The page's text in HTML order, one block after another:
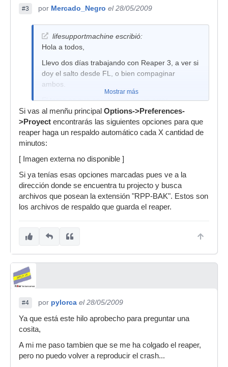
#3 por Mercado_Negro el 28/05/2009
lifesupportmachine escribió:
Hola a todos,
Llevo dos días trabajando con Reaper 3, a ver si
doy el salto desde FL, o bien compaginar
ambos.
El tema es que anoche me dio un error
(haciendo un poco el animal y cargando efectos
a diestro y siniestro en un canal) y Reaper se
cerró sin guardar los cambios en el proyecto.
Intenté encontrar la manera de recuperar el
proyecto desde algún archivo temporal/copia de
y no me quedó más que abrir de nuevo el
proyecto, y claro los últimos cambios que realicé
antes del cuelgue no se encontraban allí.
fallo en el programa?
Saludos.
Mostrar más
Si vas al menñu principal Options->Preferences-
>Proyect encontrarás las siguientes opciones para que
reaper haga un respaldo automático cada X cantidad de
minutos:
[ Imagen externa no disponible ]
Si ya tenías esas opciones marcadas pues ve a la
dirección donde se encuentra tu projecto y busca
archivos que posean la extensión "RPP-BAK". Estos son
los archivos de respaldo que guarda el reaper.
#4 por pylorca el 28/05/2009
Ya que está este hilo aprobecho para preguntar una
cosita,
A mi me paso tambien que se me ha colgado el reaper,
pero no puedo volver a reproducir el crash...